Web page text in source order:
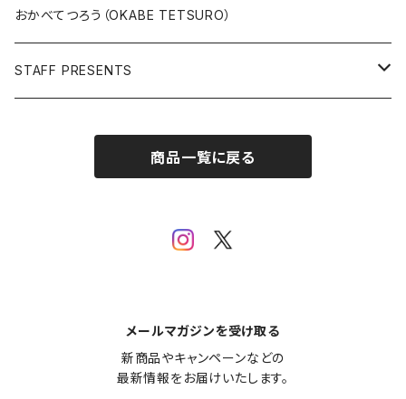
版上サイン【新作】
SPIDER MAN
BATMAN
人気作品TOP5
複製原画
おかべてつろう（OKABE TETSURO）
STAFF PRESENTS
商品一覧に戻る
メールマガジンを受け取る
新商品やキャンペーンなどの
最新情報をお届けいたします。